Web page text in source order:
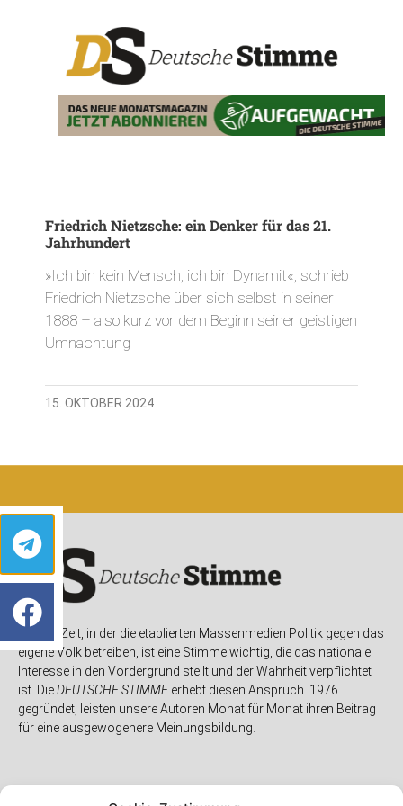
Friedrich Nietzsche: ein Denker für das 21.
Jahrhundert
»Ich bin kein Mensch, ich bin Dynamit«, schrieb
Friedrich Nietzsche über sich selbst in seiner
1888 – also kurz vor dem Beginn seiner geistigen
Umnachtung
15. OKTOBER 2024
In einer Zeit, in der die etablierten Massenmedien Politik gegen das
eigene Volk betreiben, ist eine Stimme wichtig, die das nationale
Interesse in den Vordergrund stellt und der Wahrheit verpflichtet
ist. DieDEUTSCHE STIMMEerhebt diesen Anspruch. 1976
gegründet, leisten unsere Autoren Monat für Monat ihren Beitrag
für eine ausgewogenere Meinungsbildung.